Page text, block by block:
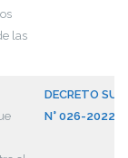
las
DECRETO
N° 026-2022-